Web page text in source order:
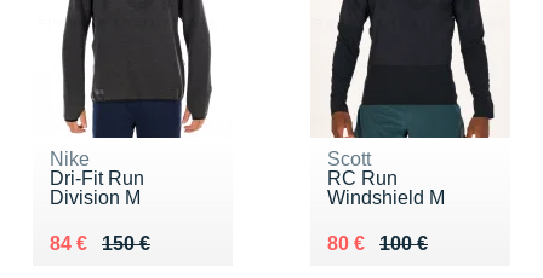
Nike
Dri-Fit Run
Division M
150 €
Au lieu de 150 €
84 €
Vendu 84 €
Scott
RC Run
Windshield M
100 €
Au lieu de 100 €
80 €
Vendu 80 €